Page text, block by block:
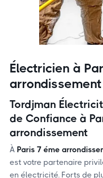
Électricien à
arrondissement
Tordjman
de Confiance à
arrondissement
À Paris 7 éme
est votre partenaire
en électricité. Forts de